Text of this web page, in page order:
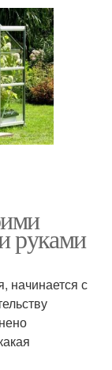
руками
начинается с